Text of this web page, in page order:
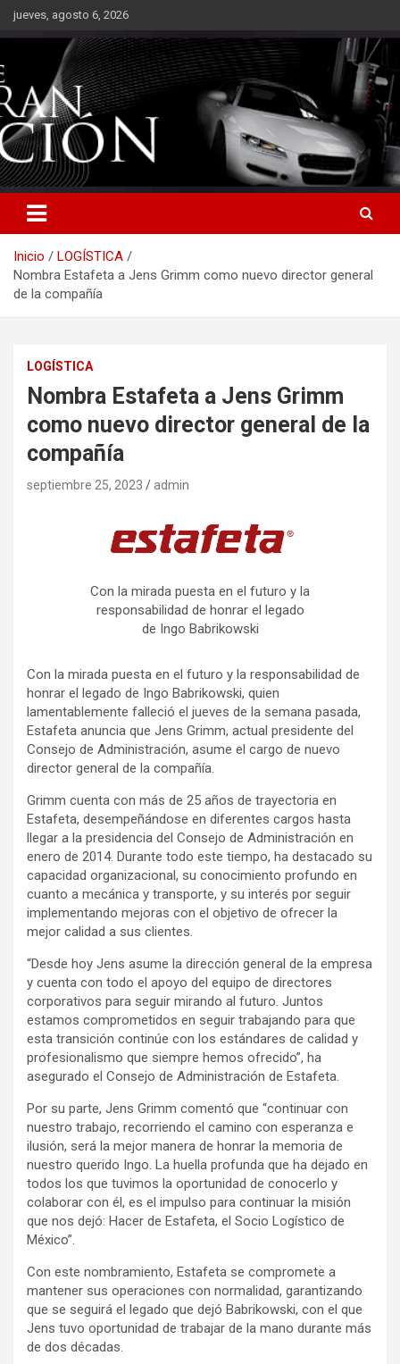
Saltarjueves, agosto 6, 2026
Inicio
LOGÍSTICA
Nombra Estafeta a Jens Grimm como nuevo director general
de la compañía
LOGÍSTICA
Nombra Estafeta a Jens Grimm
como nuevo director general de la
compañía
septiembre 25, 2023 admin
Con la mirada puesta en el futuro y la
responsabilidad de honrar el legado
de Ingo Babrikowski
Con la mirada puesta en el futuro y la responsabilidad de
honrar el legado de Ingo Babrikowski, quien
lamentablemente falleció el jueves de la semana pasada,
Estafeta anuncia que Jens Grimm, actual presidente del
Consejo de Administración, asume el cargo de nuevo
director general de la compañía.
Grimm cuenta con más de 25 años de trayectoria en
Estafeta, desempeñándose en diferentes cargos hasta
llegar a la presidencia del Consejo de Administración en
enero de 2014. Durante todo este tiempo, ha destacado su
capacidad organizacional, su conocimiento profundo en
cuanto a mecánica y transporte, y su interés por seguir
implementando mejoras con el objetivo de ofrecer la
mejor calidad a sus clientes.
“Desde hoy Jens asume la dirección general de la empresa
y cuenta con todo el apoyo del equipo de directores
corporativos para seguir mirando al futuro. Juntos
estamos comprometidos en seguir trabajando para que
esta transición continúe con los estándares de calidad y
profesionalismo que siempre hemos ofrecido”, ha
asegurado el Consejo de Administración de Estafeta.
Por su parte, Jens Grimm comentó que “continuar con
nuestro trabajo, recorriendo el camino con esperanza e
ilusión, será la mejor manera de honrar la memoria de
nuestro querido Ingo. La huella profunda que ha dejado en
todos los que tuvimos la oportunidad de conocerlo y
colaborar con él, es el impulso para continuar la misión
que nos dejó: Hacer de Estafeta, el Socio Logístico de
México”.
Con este nombramiento, Estafeta se compromete a
mantener sus operaciones con normalidad, garantizando
que se seguirá el legado que dejó Babrikowski, con el que
Jens tuvo oportunidad de trabajar de la mano durante más
de dos décadas.